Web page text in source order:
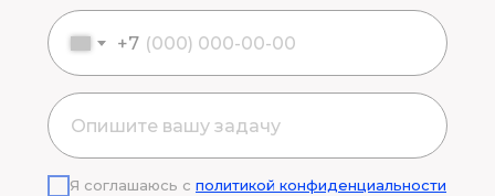
+7
Я соглашаюсь с политикой конфиденциальности